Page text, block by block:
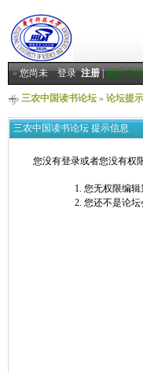
»您尚未登录 注册|返回主站
三农中国读书论坛» 论坛提示
三农中国读书论坛 提示信息
您没有登录或者您没有权
您无权限编
您还不是论